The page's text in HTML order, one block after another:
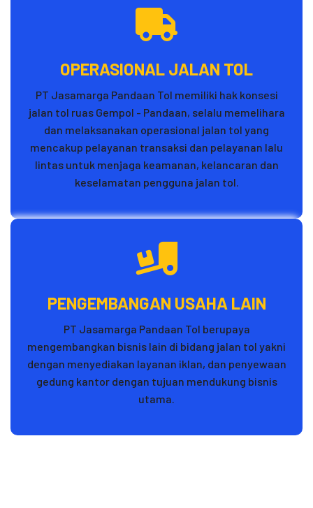
OPERASIONAL JALAN TOL
PT Jasamarga Pandaan Tol memiliki hak konsesi
jalan tol ruas Gempol - Pandaan, selalu memelihara
dan melaksanakan operasional jalan tol yang
mencakup pelayanan transaksi dan pelayanan lalu
lintas untuk menjaga keamanan, kelancaran dan
keselamatan pengguna jalan tol.
PENGEMBANGAN USAHA LAIN
PT Jasamarga Pandaan Tol berupaya
mengembangkan bisnis lain di bidang jalan tol yakni
dengan menyediakan layanan iklan, dan penyewaan
gedung kantor dengan tujuan mendukung bisnis
utama.